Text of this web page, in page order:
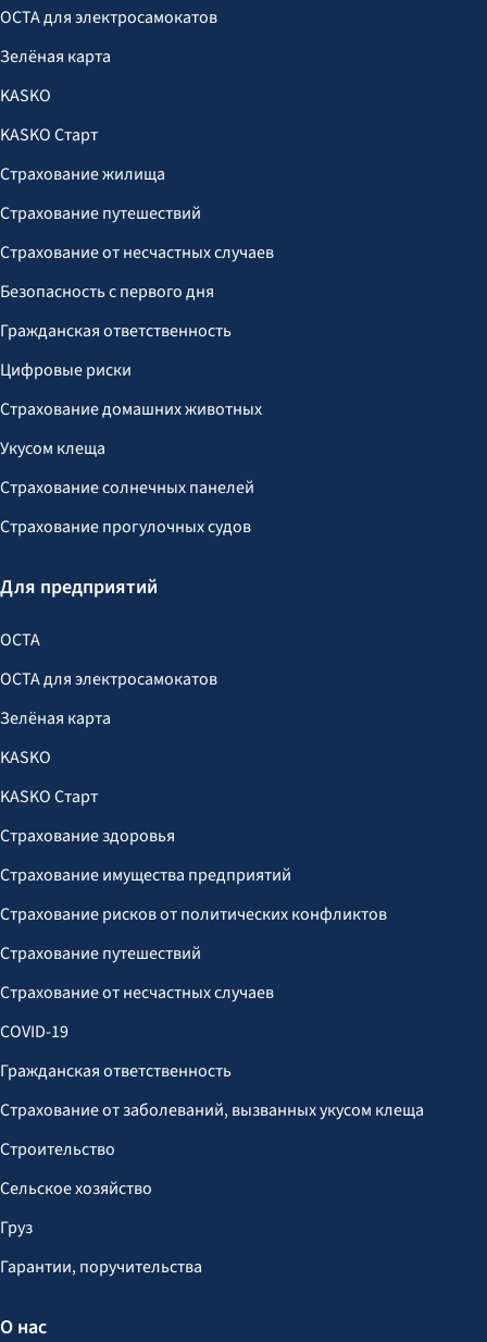
OCTA для электросамокатов
Зелёная карта
KASKO
KASKO Старт
Страхование жилища
Страхование путешествий
Страхование от несчастных случаев
Безопасность с первого дня
Гражданская ответственность
Цифровые риски
Страхование домашних животных
Укусом клеща
Страхование солнечных панелей
Страхование прогулочных судов
Для предприятий
OCTA
OCTA для электросамокатов
Зелёная карта
KASKO
KASKO Старт
Страхование здоровья
Страхование имущества предприятий
Страхование рисков от политических конфликтов
Страхование путешествий
Страхование от несчастных случаев
COVID-19
Гражданская ответственность
Страхование от заболеваний, вызванных укусом клеща
Строительство
Сельское хозяйство
Груз
Гарантии, поручительства
О нас